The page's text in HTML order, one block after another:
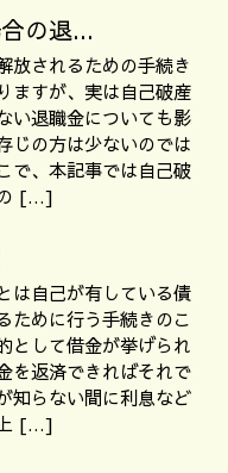
の退...
放されるための手続き
ますが、実は自己破産
い退職金についても影
じの方は少ないのでは
で、本記事では自己破
の […]
は自己が有している債
ために行う手続きのこ
として借金が挙げられ
を返済できればそれで
知らない間に利息など
上 […]